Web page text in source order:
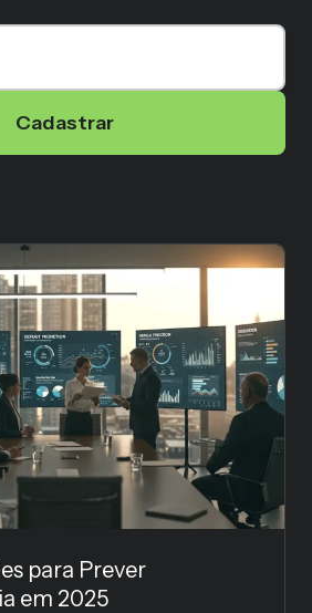
Cadastrar
para Prever
em 2025